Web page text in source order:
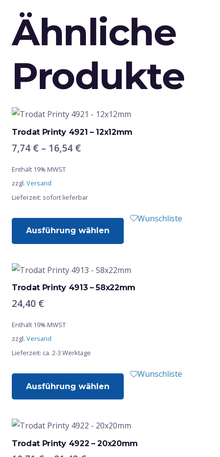
Ähnliche
Produkte
Trodat Printy 4921 – 12x12mm
7,74 € – 16,54 €
Enthält 19% MWST
zzgl. Versand
Lieferzeit: sofort lieferbar
Ausführung wählen
Dieses
Varianten
auf.
Produktseite
Wunschliste
Trodat Printy 4913 – 58x22mm
24,40 €
Enthält 19% MWST
zzgl. Versand
Lieferzeit: ca. 2-3 Werktage
Ausführung wählen
Dieses
Varianten
auf.
Wunschliste
Trodat Printy 4922 – 20x20mm